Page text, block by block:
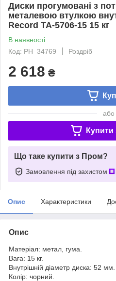
Диски прогумовані з
металевою втулкою
Record TA-5706-15 15 кг
В наявності
Код: PH_34769
Роздріб
2 618 ₴
або
Купити
Що таке купити з Пром?
Замовлення під захистом
Опис Характеристики
Опис
Матеріал: метал, гума.
Вага: 15 кг.
Внутрішній діаметр диска: 52 мм.
Колір: чорний.